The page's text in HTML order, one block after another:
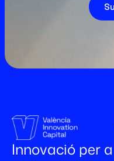
Innovació per